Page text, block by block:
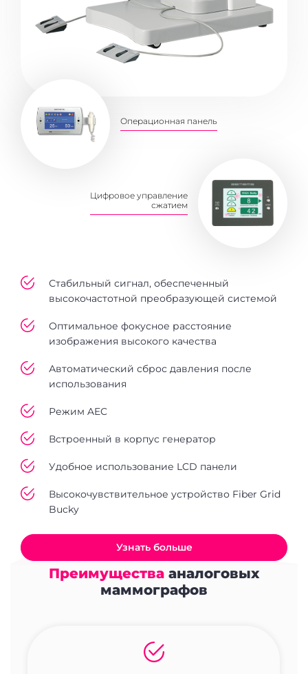
Операционная панель
Цифровое управление
сжатием
Стабильный сигнал, обеспеченный
высокочастотной преобразующей системой
Оптимальное фокусное расстояние
изображения высокого качества
Автоматический сброс давления после
использования
Режим AEC
Встроенный в корпус генератор
Удобное использование LCD панели
Высокочувствительное устройство Fiber Grid
Bucky
Узнать больше
Преимущества аналоговых
маммографов